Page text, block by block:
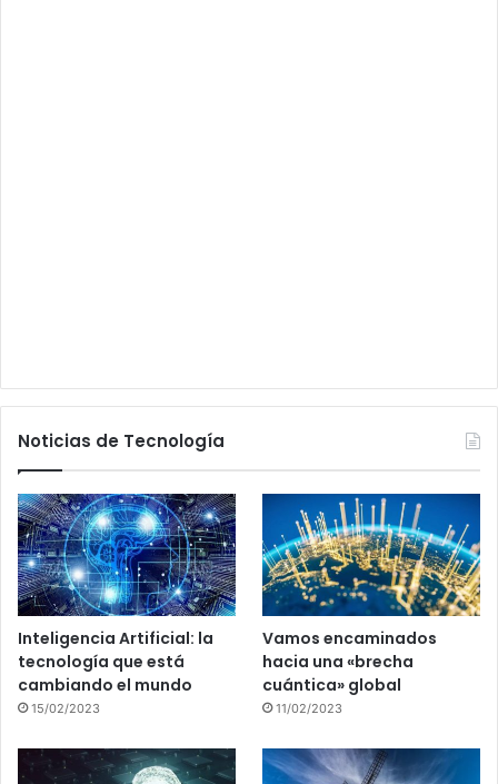
Noticias de Tecnología
Inteligencia Artificial: la
tecnología que está
cambiando el mundo
15/02/2023
Vamos encaminados
hacia una «brecha
cuántica» global
11/02/2023